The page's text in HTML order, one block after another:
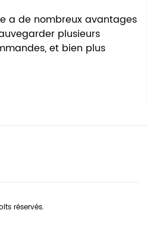
a de nombreux avantages
plusieurs
et bien plus
réservés.